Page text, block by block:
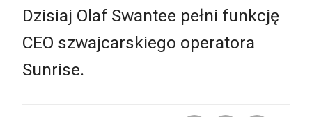
Dzisiaj Olaf Swantee pełni funkcję
CEO szwajcarskiego operatora
Sunrise.